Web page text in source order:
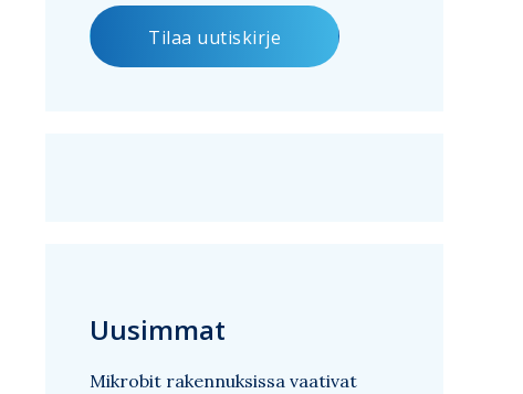
Uusimmat
Mikrobit rakennuksissa vaativat